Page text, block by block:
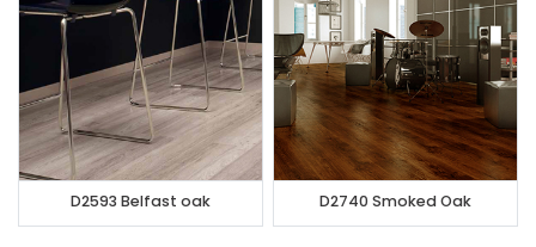
D2740 Smoked Oak
D2593 Belfast oak